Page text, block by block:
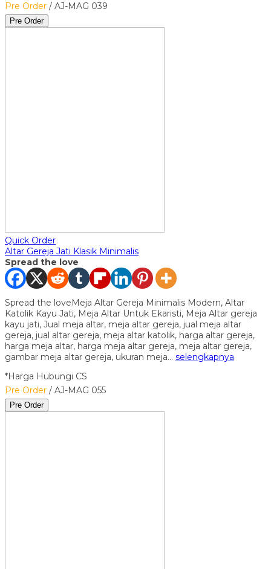
Pre Order / AJ-MAG 039
Pre Order
Quick Order
Altar Gereja Jati Klasik Minimalis
Spread the love
Spread the loveMeja Altar Gereja Minimalis Modern, Altar
Katolik Kayu Jati, Meja Altar Untuk Ekaristi, Meja Altar gereja
kayu jati, Jual meja altar, meja altar gereja, jual meja altar
gereja, jual altar gereja, meja altar katolik, harga altar gereja,
harga meja altar, harga meja altar gereja, meja altar gereja,
gambar meja altar gereja, ukuran meja… selengkapnya
*Harga Hubungi CS
Pre Order / AJ-MAG 055
Pre Order